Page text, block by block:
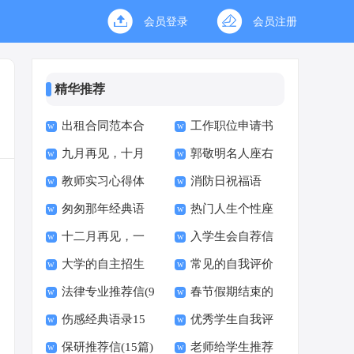
会员登录 会员注册
精华推荐
出租合同范本合
集15篇
工作职位申请书
九月再见，十月
你好唯美句子座右铭
大全50句精选
郭敬明名人座右
铭短句汇总（通用70
句）
教师实习心得体
会15篇
消防日祝福语
匆匆那年经典语
录15篇
热门人生个性座
右铭句子大全50句
十二月再见，一
月你好个性座右铭句
子（精选90句）
入学生会自荐信
大学的自主招生
推荐信(汇编15篇)
常见的自我评价
法律专业推荐信(9
篇)
春节假期结束的
心情说说
伤感经典语录15
篇
优秀学生自我评
价
保研推荐信(15篇) 老师给学生推荐